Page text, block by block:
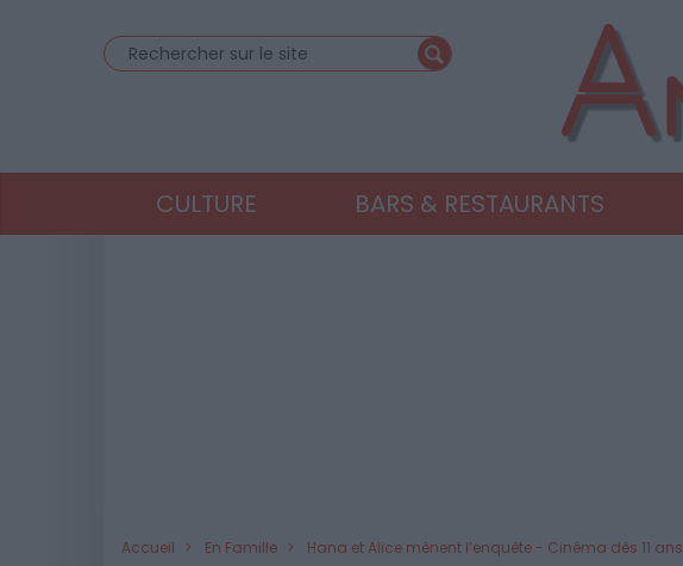
CULTURE BARS & RESTAURANTS
Accueil En Famille Hana et Alice mènent l’enquête - Cinéma dès 11 ans